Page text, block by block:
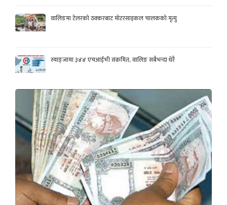
वालिङमा टेलरको ठक्करबाट मोटरसाइकल चालकको मृत्यु
स्याङ्जामा ३४४ एचआईभी संक्रमित, वालिङ सबैभन्दा धेरै